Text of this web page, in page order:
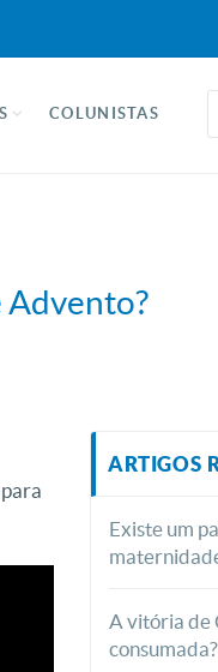
COLUNISTAS
Advento?
ARTIGOS
Existe um
A vitória de
consumada?